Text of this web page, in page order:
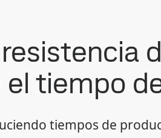
tiempo
tiempos de